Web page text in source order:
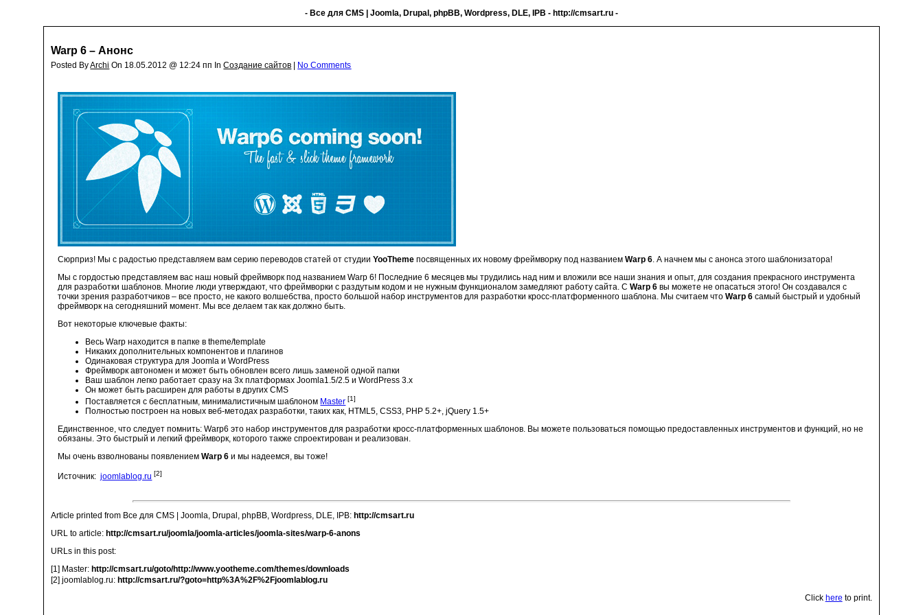
- Все для CMS | Joomla, Drupal, phpBB, Wordpress, DLE, IPB - http://cmsart.ru -
Warp 6 – Анонс
Posted ByArchi On 18.05.2012 @ 12:24 пп InСоздание сайтов No Comments
Сюрприз! Мы с радостью представляем вам серию переводов статей от студииYooTheme посвященных их новому фреймворку под названиемWarp 6. А начнем мы с анонса этого шаблонизатора!
Мы с гордостью представляем вас наш новый фреймворк под названием Warp 6! Последние 6 месяцев мы трудились над ним и вложили все наши знания и опыт, для создания прекрасного инструмента
для разработки шаблонов. Многие люди утверждают, что фреймворки с раздутым кодом и не нужным функционалом замедляют работу сайта. СWarp 6 вы можете не опасаться этого! Он создавался с
точки зрения разработчиков – все просто, не какого волшебства, просто большой набор инструментов для разработки кросс-платформенного шаблона. Мы считаем чтоWarp 6 самый быстрый и удобный
фреймворк на сегодняшний момент. Мы все делаем так как должно быть.
Вот некоторые ключевые факты:
Весь Warp находится в папке в theme/template
Никаких дополнительных компонентов и плагинов
Одинаковая структура для Joomla и WordPress
Фреймворк автономен и может быть обновлен всего лишь заменой одной папки
Ваш шаблон легко работает сразу на 3х платформах Joomla1.5/2.5 и WordPress 3.x
Он может быть расширен для работы в других CMS
Поставляется с бесплатным, минималистичным шаблоном Master [1]
Полностью построен на новых веб-методах разработки, таких как, HTML5, CSS3, PHP 5.2+, jQuery 1.5+
Единственное, что следует помнить: Warp6 это набор инструментов для разработки кросс-платформенных шаблонов. Вы можете пользоваться помощью предоставленных инструментов и функций, но не
обязаны. Это быстрый и легкий фреймворк, которого также спроектирован и реализован.
Мы очень взволнованы появлениемWarp 6 и мы надеемся, вы тоже!
Источник:joomlablog.ru [2]
Article printed from Все для CMS | Joomla, Drupal, phpBB, Wordpress, DLE, IPB: http://cmsart.ru
URL to article: http://cmsart.ru/joomla/joomla-articles/joomla-sites/warp-6-anons
URLs in this post:
[1] Master: http://cmsart.ru/goto/http://www.yootheme.com/themes/downloads
[2] joomlablog.ru: http://cmsart.ru/?goto=http%3A%2F%2Fjoomlablog.ru
Click here to print.